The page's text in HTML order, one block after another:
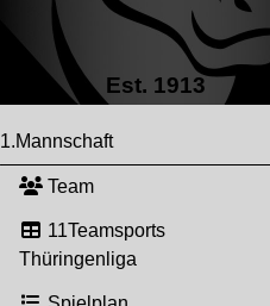
Est. 1913
1.Mannschaft
Team
11Teamsports
Thüringenliga